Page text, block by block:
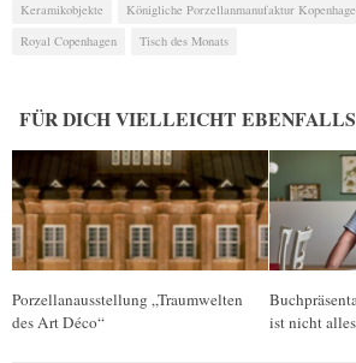
Keramikobjekte
Königliche Porzellanmanufaktur
Royal Copenhagen
Tisch des Monats
FÜR DICH VIELLEICHT
Porzellanausstellung „Traumwelten
des Art Déco“
ist nicht